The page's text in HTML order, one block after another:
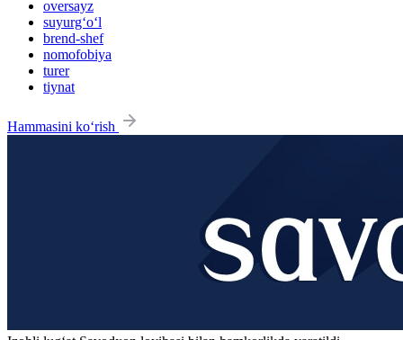
oversayz
suyurg‘o‘l
brend-shef
nomofobiya
turer
tiynat
Hammasini ko‘rish